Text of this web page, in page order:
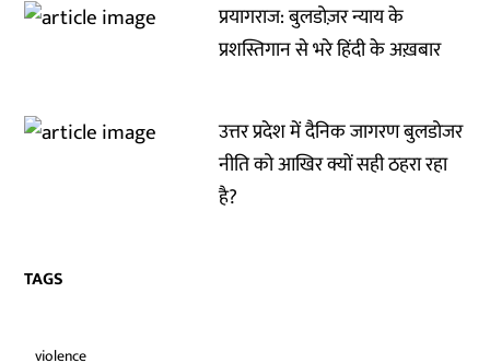
प्रयागराज: बुलडोज़र न्याय के
प्रशस्तिगान से भरे हिंदी के अख़बार
उत्तर प्रदेश में दैनिक जागरण बुलडोजर
नीति को आखिर क्यों सही ठहरा रहा
है?
TAGS
violence